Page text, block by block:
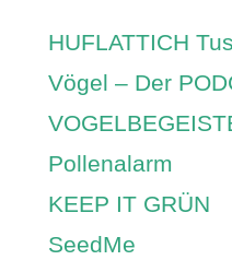
HUFLATTICH
Vögel – Der
Pollenalarm
KEEP IT GRÜN
SeedMe